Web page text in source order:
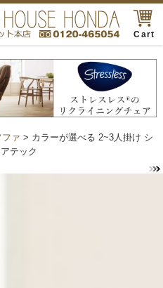
Cart
ファ > カラーが選べる 2~3人掛け シ
テック